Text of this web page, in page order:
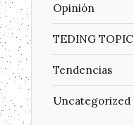
Opinión
TEDING TOPIC
Tendencias
Uncategorized